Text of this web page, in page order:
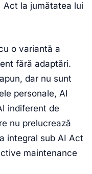
Act la jumătatea lui
o variantă a
fără adaptări.
dar nu sunt
personale, AI
indiferent de
nu prelucrează
integral sub AI Act
maintenance